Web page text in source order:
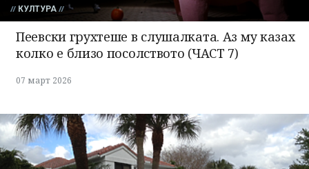
КУЛТУРА
Пеевски грухтеше в слушалката. Аз му казах
колко е близо посолството (ЧАСТ 7)
07 март 2026